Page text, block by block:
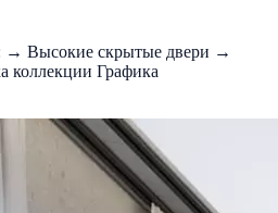
→ Высокие скрытые двери →
коллекции Графика